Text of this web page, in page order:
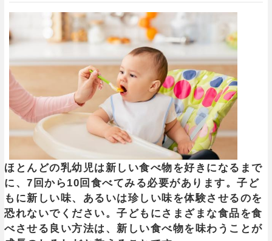
ほとんどの乳幼児は新しい食べ物を好きになるまで
に、7回から10回食べてみる必要があります。子ど
もに新しい味、あるいは珍しい味を体験させるのを
恐れないでください。子どもにさまざまな食品を食
べさせる良い方法は、新しい食べ物を味わうことが